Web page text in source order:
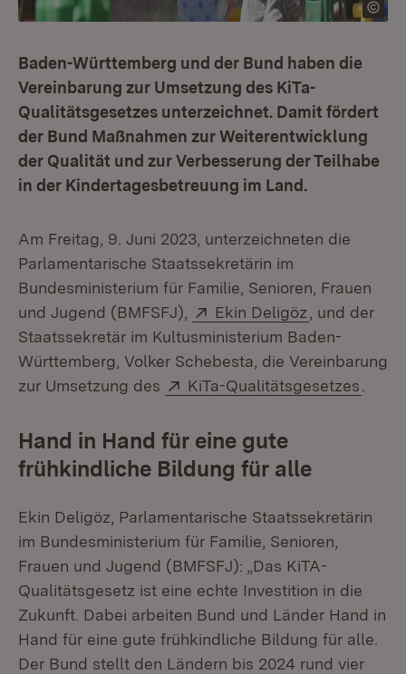
Baden-Württemberg und der Bund haben die
Vereinbarung zur Umsetzung des KiTa-
Qualitätsgesetzes unterzeichnet. Damit fördert
der Bund Maßnahmen zur Weiterentwicklung
der Qualität und zur Verbesserung der Teilhabe
in der Kindertagesbetreuung im Land.
Am Freitag, 9. Juni 2023, unterzeichneten die
Parlamentarische Staatssekretärin im
Bundesministerium für Familie, Senioren, Frauen
und Jugend (BMFSFJ),
Extern:
Ekin Deligöz (Öffnet in
, und der
Staatssekretär im Kultusministerium Baden-
Württemberg, Volker Schebesta, die Vereinbarung
zur Umsetzung des
Extern:
KiTa-Qualitätsgesetzes
Hand in Hand für eine gute
frühkindliche Bildung für alle
Ekin Deligöz, Parlamentarische Staatssekretärin
im Bundesministerium für Familie, Senioren,
Frauen und Jugend (BMFSFJ): „Das KiTA-
Qualitätsgesetz ist eine echte Investition in die
Zukunft. Dabei arbeiten Bund und Länder Hand in
Hand für eine gute frühkindliche Bildung für alle.
Der Bund stellt den Ländern bis 2024 rund vier